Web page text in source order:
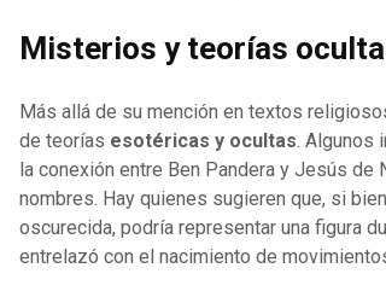
Misterios y teorías
Más allá de su mención en textos
de teorías esotéricas y ocultas .
la conexión entre Ben Pandera y Jesús de
nombres. Hay quienes sugieren que, si
oscurecida, podría representar una figura
entrelazó con el nacimiento de